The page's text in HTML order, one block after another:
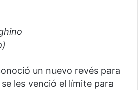
un nuevo revés para
les venció el límite para